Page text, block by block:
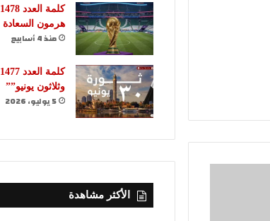
هرمون السعادة
منذ 4 أسابيع
وثلاثون يونيو””
5 يوليو، 2026
الأكثر مشاهدة